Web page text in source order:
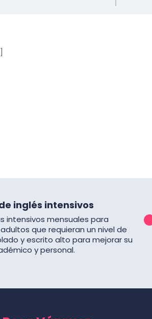
inglés intensivos
intensivos mensuales para
que requieran un nivel de
y escrito alto para mejorar su
y personal.